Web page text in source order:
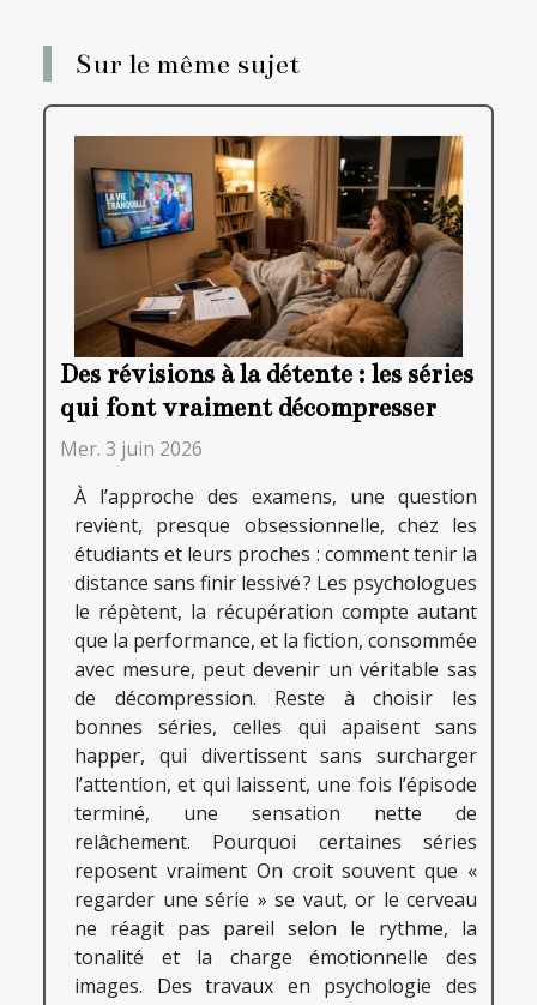
Sur le même sujet
Des révisions à la détente : les séries
qui font vraiment décompresser
Mer. 3 juin 2026
À l’approche des examens, une question
revient, presque obsessionnelle, chez les
étudiants et leurs proches : comment tenir la
distance sans finir lessivé ? Les psychologues
le répètent, la récupération compte autant
que la performance, et la fiction, consommée
avec mesure, peut devenir un véritable sas
de décompression. Reste à choisir les
bonnes séries, celles qui apaisent sans
happer, qui divertissent sans surcharger
l’attention, et qui laissent, une fois l’épisode
terminé, une sensation nette de
relâchement. Pourquoi certaines séries
reposent vraiment On croit souvent que «
regarder une série » se vaut, or le cerveau
ne réagit pas pareil selon le rythme, la
tonalité et la charge émotionnelle des
images. Des travaux en psychologie des